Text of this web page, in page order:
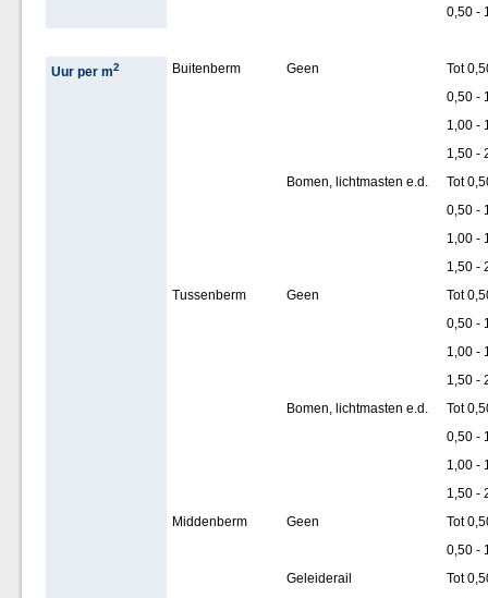
0,50 -
Uur per m2 Buitenberm Geen
Tot
0,50 -
1,00 -
1,50 -
Bomen, lichtmasten e.d.
Tot
0,50 -
1,00 -
1,50 -
Tussenberm
Geen
Tot
0,50 -
1,00 -
1,50 -
Bomen, lichtmasten e.d.
Tot
0,50 -
1,00 -
1,50 -
Middenberm
Geen
Tot
0,50 -
Geleiderail
Tot